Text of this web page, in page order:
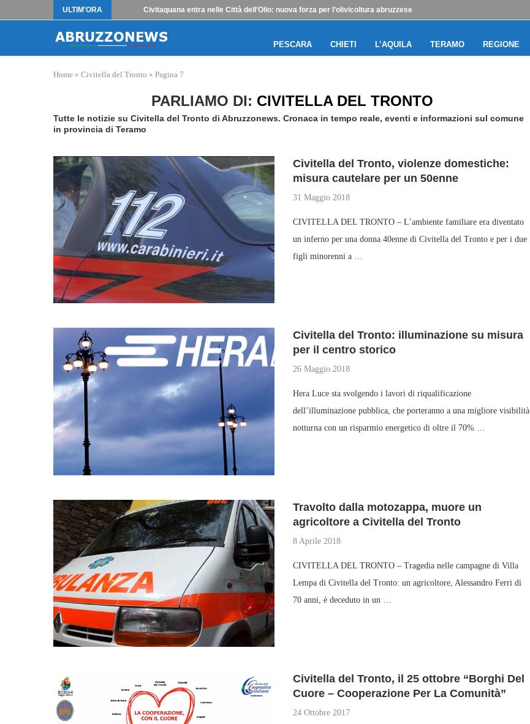
ULTIM'ORA Civitaquana entra nelle Città dell’Olio: nuova forza per l’olivicoltura abruzzese
PESCARA CHIETI L’AQUILA TERAMO REGIONE
Home » Civitella del Tronto » Pagina 7
PARLIAMO DI: CIVITELLA DEL TRONTO
Tutte le notizie su Civitella del Tronto di Abruzzonews. Cronaca in tempo reale, eventi e informazioni sul comune
in provincia di Teramo
Civitella del Tronto, violenze domestiche:
misura cautelare per un 50enne
31 Maggio 2018
CIVITELLA DEL TRONTO – L’ambiente familiare era diventato
un inferno per una donna 40enne di Civitella del Tronto e per i due
figli minorenni a …
Civitella del Tronto: illuminazione su misura
per il centro storico
26 Maggio 2018
Hera Luce sta svolgendo i lavori di riqualificazione
dell’illuminazione pubblica, che porteranno a una migliore visibilità
notturna con un risparmio energetico di oltre il 70% …
Travolto dalla motozappa, muore un
agricoltore a Civitella del Tronto
8 Aprile 2018
CIVITELLA DEL TRONTO – Tragedia nelle campagne di Villa
Lempa di Civitella del Tronto: un agricoltore, Alessandro Ferri di
70 anni, è deceduto in un …
Civitella del Tronto, il 25 ottobre “Borghi Del
Cuore – Cooperazione Per La Comunità”
24 Ottobre 2017